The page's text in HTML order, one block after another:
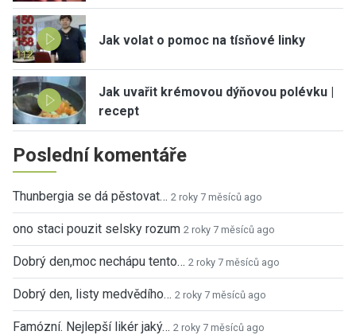
Jak volat o pomoc na tísňové linky
Jak uvařit krémovou dýňovou polévku |
recept
Poslední komentáře
Thunbergia se dá pěstovat… 2 roky 7 měsíců ago
ono staci pouzit selsky rozum 2 roky 7 měsíců ago
Dobrý den,moc nechápu tento… 2 roky 7 měsíců ago
Dobrý den, listy medvědího… 2 roky 7 měsíců ago
Famózní. Nejlepší likér jaký… 2 roky 7 měsíců ago